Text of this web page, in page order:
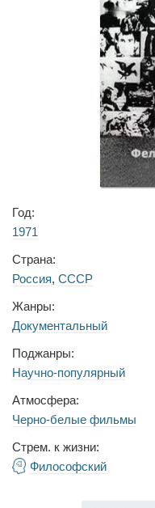
Год:
1971
Страна:
Россия, СССР
Жанры:
Документальный
Поджанры:
Научно-популярный
Атмосфера:
Черно-белые фильмы
Стрем. к жизни:
Философский